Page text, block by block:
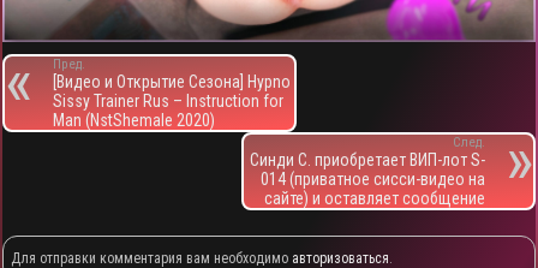
Пред.
[Видео и Открытие Сезона] Hypno
Sissy Trainer Rus – Instruction for
Man (NstShemale 2020)
След.
Синди С. приобретает ВИП-лот S-
014 (приватное сисси-видео на
сайте) и оставляет сообщение
Для отправки комментария вам необходимо авторизоваться.